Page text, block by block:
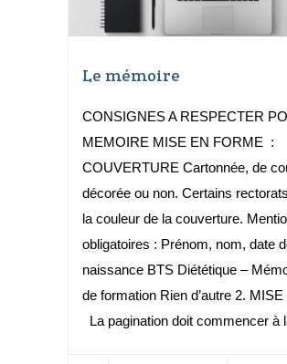
Le mémoire
CONSIGNES A RESPECTER
MEMOIRE MISE EN FORME :
COUVERTURE Cartonnée, de
décorée ou non. Certains
la couleur de la couverture.
obligatoires : Prénom, nom, date
naissance BTS Diététique –
de formation Rien d’autre 2.
La pagination doit commencer